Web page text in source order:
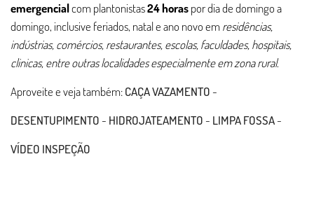
emergencialcom plantonistas24 horaspor dia de domingo a
domingo, inclusive feriados, natal e ano novo emresidências,
indústrias, comércios, restaurantes, escolas, faculdades, hospitais,
clinicas, entre outras localidades especialmente em zona rural.
Aproveite e veja também:CAÇA VAZAMENTO -
DESENTUPIMENTO - HIDROJATEAMENTO - LIMPA FOSSA-
VÍDEO INSPEÇÃO